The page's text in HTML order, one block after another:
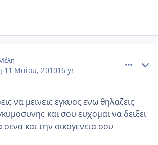
11 Μαίου, 201016 yr
να μεινεις εγκυος ενω θηλαζεις
και σου ευχομαι να δειξει
σενα και την οικογενεια σου